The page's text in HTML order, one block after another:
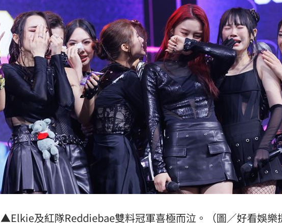
▲Elkie及紅隊Reddiebae雙料冠軍喜極而泣。（圖／好看娛樂